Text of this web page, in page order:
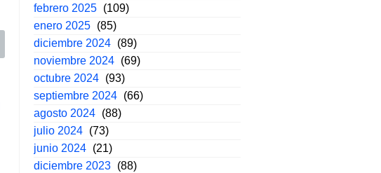
febrero 2025 (109)
enero 2025 (85)
diciembre 2024 (89)
noviembre 2024 (69)
octubre 2024 (93)
septiembre 2024 (66)
agosto 2024 (88)
julio 2024 (73)
junio 2024 (21)
diciembre 2023 (88)